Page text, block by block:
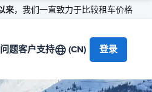
来，我们一直致力于比较租车价格
题客户支持 (CN) 登录